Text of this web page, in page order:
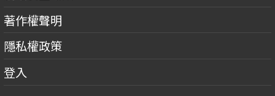
著作權聲明
隱私權政策
登入